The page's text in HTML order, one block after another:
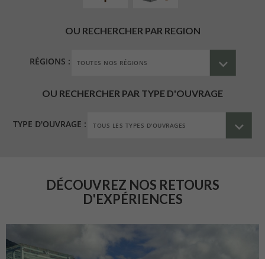
OU RECHERCHER PAR REGION
RÉGIONS :
OU RECHERCHER PAR TYPE D'OUVRAGE
TYPE D'OUVRAGE :
DÉCOUVREZ NOS RETOURS
D'EXPÉRIENCES